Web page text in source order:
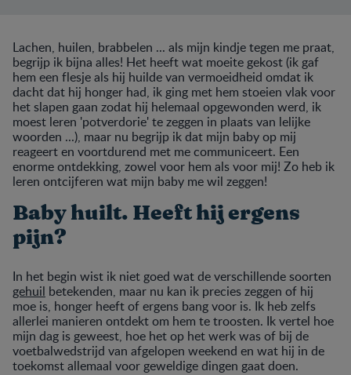
Lachen, huilen, brabbelen ... als mijn kindje tegen me praat,
begrijp ik bijna alles! Het heeft wat moeite gekost (ik gaf
hem een flesje als hij huilde van vermoeidheid omdat ik
dacht dat hij honger had, ik ging met hem stoeien vlak voor
het slapen gaan zodat hij helemaal opgewonden werd, ik
moest leren 'potverdorie' te zeggen in plaats van lelijke
woorden ...), maar nu begrijp ik dat mijn baby op mij
reageert en voortdurend met me communiceert. Een
enorme ontdekking, zowel voor hem als voor mij! Zo heb ik
leren ontcijferen wat mijn baby me wil zeggen!
Baby huilt. Heeft hij ergens
pijn?
In het begin wist ik niet goed wat de verschillende soorten
gehuil betekenden, maar nu kan ik precies zeggen of hij
moe is, honger heeft of ergens bang voor is. Ik heb zelfs
allerlei manieren ontdekt om hem te troosten. Ik vertel hoe
mijn dag is geweest, hoe het op het werk was of bij de
voetbalwedstrijd van afgelopen weekend en wat hij in de
toekomst allemaal voor geweldige dingen gaat doen.